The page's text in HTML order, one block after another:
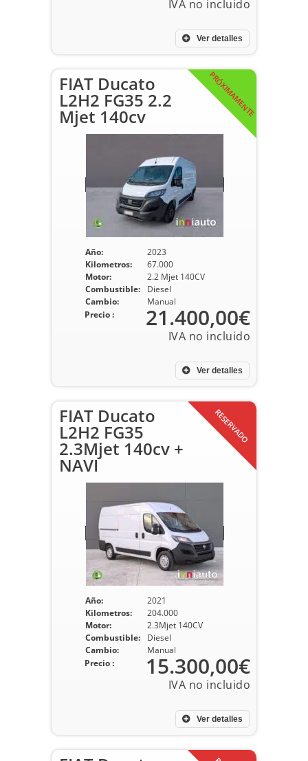
Ver detalles
PRÓXIMAMENTE
FIAT Ducato
L2H2 FG35 2.2
Mjet 140cv
Año:
2023
Kilometros:
67.000
Motor:
2.2 Mjet 140CV
Combustible:
Diesel
Cambio:
Manual
Ver detalles
Precio : 21.400,00€
RESERVADO
FIAT Ducato
L2H2 FG35
2.3Mjet 140cv +
NAVI
Año:
2021
Kilometros:
204.000
Motor:
2.3Mjet 140CV
Combustible:
Diesel
Cambio:
Manual
Ver detalles
Precio : 15.300,00€